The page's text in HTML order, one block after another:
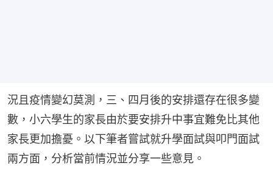
況且疫情變幻莫測，三、四月後的安排還存在很多變
數，小六學生的家長由於要安排升中事宜難免比其他
家長更加擔憂。以下筆者嘗試就升學面試與叩門面試
兩方面，分析當前情況並分享一些意見。